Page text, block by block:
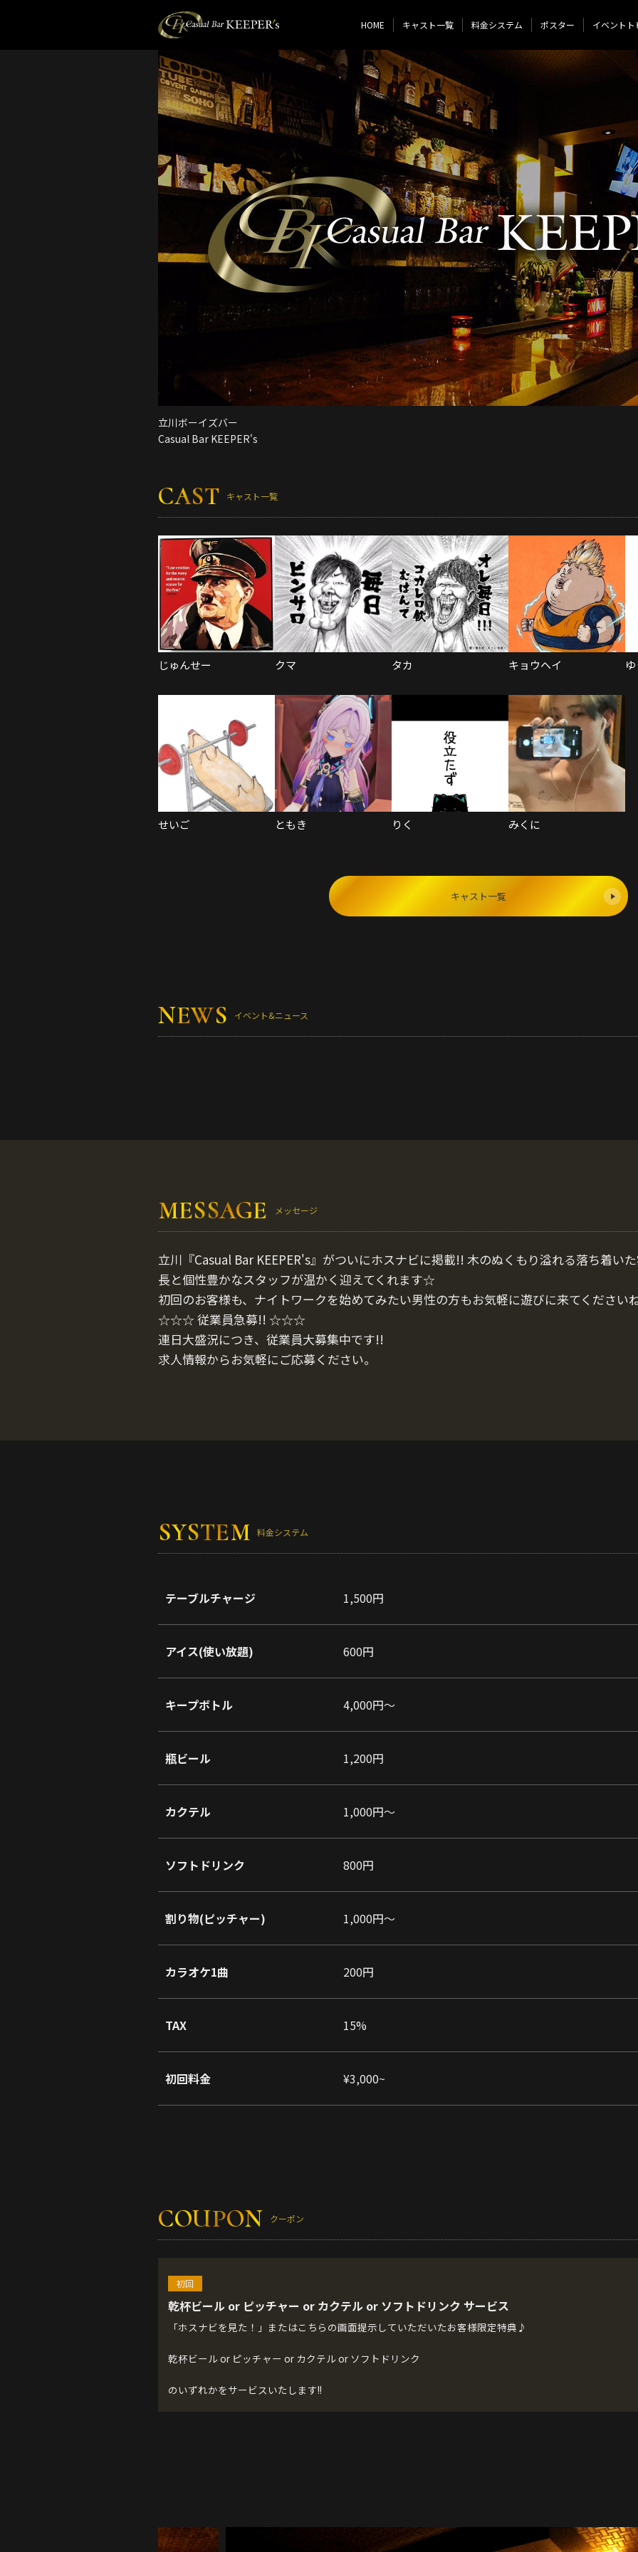
HOME キャスト一覧 料金システム ポスター イベント
立川ボーイズバー
Casual Bar KEEPER's
CAST キャスト一覧
じゅんせー クマ タカ キョウヘイ
せいご ともき りく みくに
キャスト一覧
NEWS イベント&ニュース
MESSAGE メッセージ
立川『Casual Bar KEEPER's』がついにホスナビに掲載!! 木のぬくもり溢れる落ち着い
長と個性豊かなスタッフが温かく迎えてくれます☆
初回のお客様も、ナイトワークを始めてみたい男性の方もお気軽に遊びに来てください
☆☆☆ 従業員急募!! ☆☆☆
連日大盛況につき、従業員大募集中です!!
求人情報からお気軽にご応募ください。
SYSTEM 料金システム
テーブルチャージ 1,500円
アイス(使い放題) 600円
キープボトル 4,000円〜
瓶ビール 1,200円
カクテル 1,000円〜
ソフトドリンク 800円
割り物(ピッチャー) 1,000円〜
カラオケ1曲 200円
TAX 15%
初回料金 ¥3,000~
COUPON クーポン
初回
乾杯ビール or ピッチャー or カクテル or ソフトドリンク サービス
「ホスナビを見た！」またはこちらの画面提示していただいたお客様限定特典♪
乾杯ビール or ピッチャー or カクテル or ソフトドリンク
のいずれかをサービスいたします!!